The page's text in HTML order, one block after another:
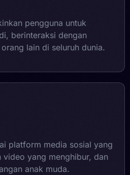
pengguna untuk
berinteraksi dengan
lain di seluruh dunia.
platform media sosial yang
video yang menghibur, dan
anak muda.